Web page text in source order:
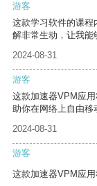
游客
这款学习软件的课程
解非常生动，让我能
2024-08-31
游客
这款加速器VPM应
助你在网络上自由移
2024-08-31
游客
这款加速器VPM应用